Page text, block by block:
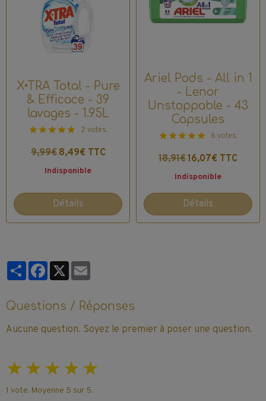
X•TRA Total - Pure
& Efficace - 39
lavages - 1.95L
2 votes.
9,99€ 8,49€ TTC
Indisponible
Détails
Ariel Pods - All in 1
- Lenor
Unstoppable - 43
Capsules
6 votes.
18,91€16,07€ TTC
Indisponible
Détails
PartagerFacebook
X
Questions / Réponses
Aucune question. Soyez le premier à poser une question.
★ ★ ★ ★ ★
1 vote. Moyenne 5 sur 5.